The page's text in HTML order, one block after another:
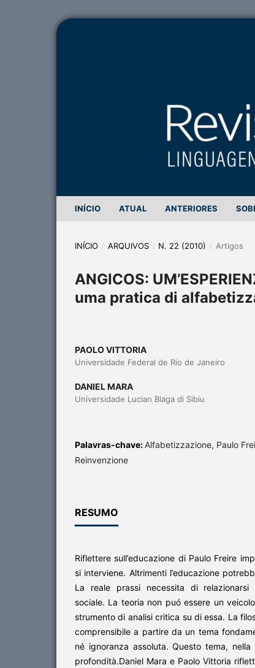
INÍCIO ATUAL ANTERIORES
INÍCIO / ARQUIVOS / N. 22 (2010) / Artigos
ANGICOS:
uma pratica di
PAOLO VITTORIA
Universidade Federal de Rio de Janeiro
DANIEL MARA
Universidade Lucian Blaga di Sibiu
Palavras-chave:Alfabetizzazione, Paulo
Reinvenzione
RESUMO
Riflettere sull’educazione di Paulo Freire
si interviene. Altrimenti l’educazione
La reale prassi necessita di relazionarsi
sociale. La teoria non puó essere un
strumento di analisi critica su di essa. La
comprensibile a partire da un tema
né ignoranza assoluta. Questo tema, nella
profondità.Daniel Mara e Paolo Vittoria